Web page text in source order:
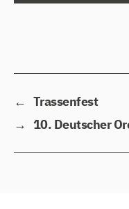
← Trassenfest
→
10. Deutscher